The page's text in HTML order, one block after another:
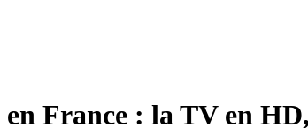
en France : la TV en